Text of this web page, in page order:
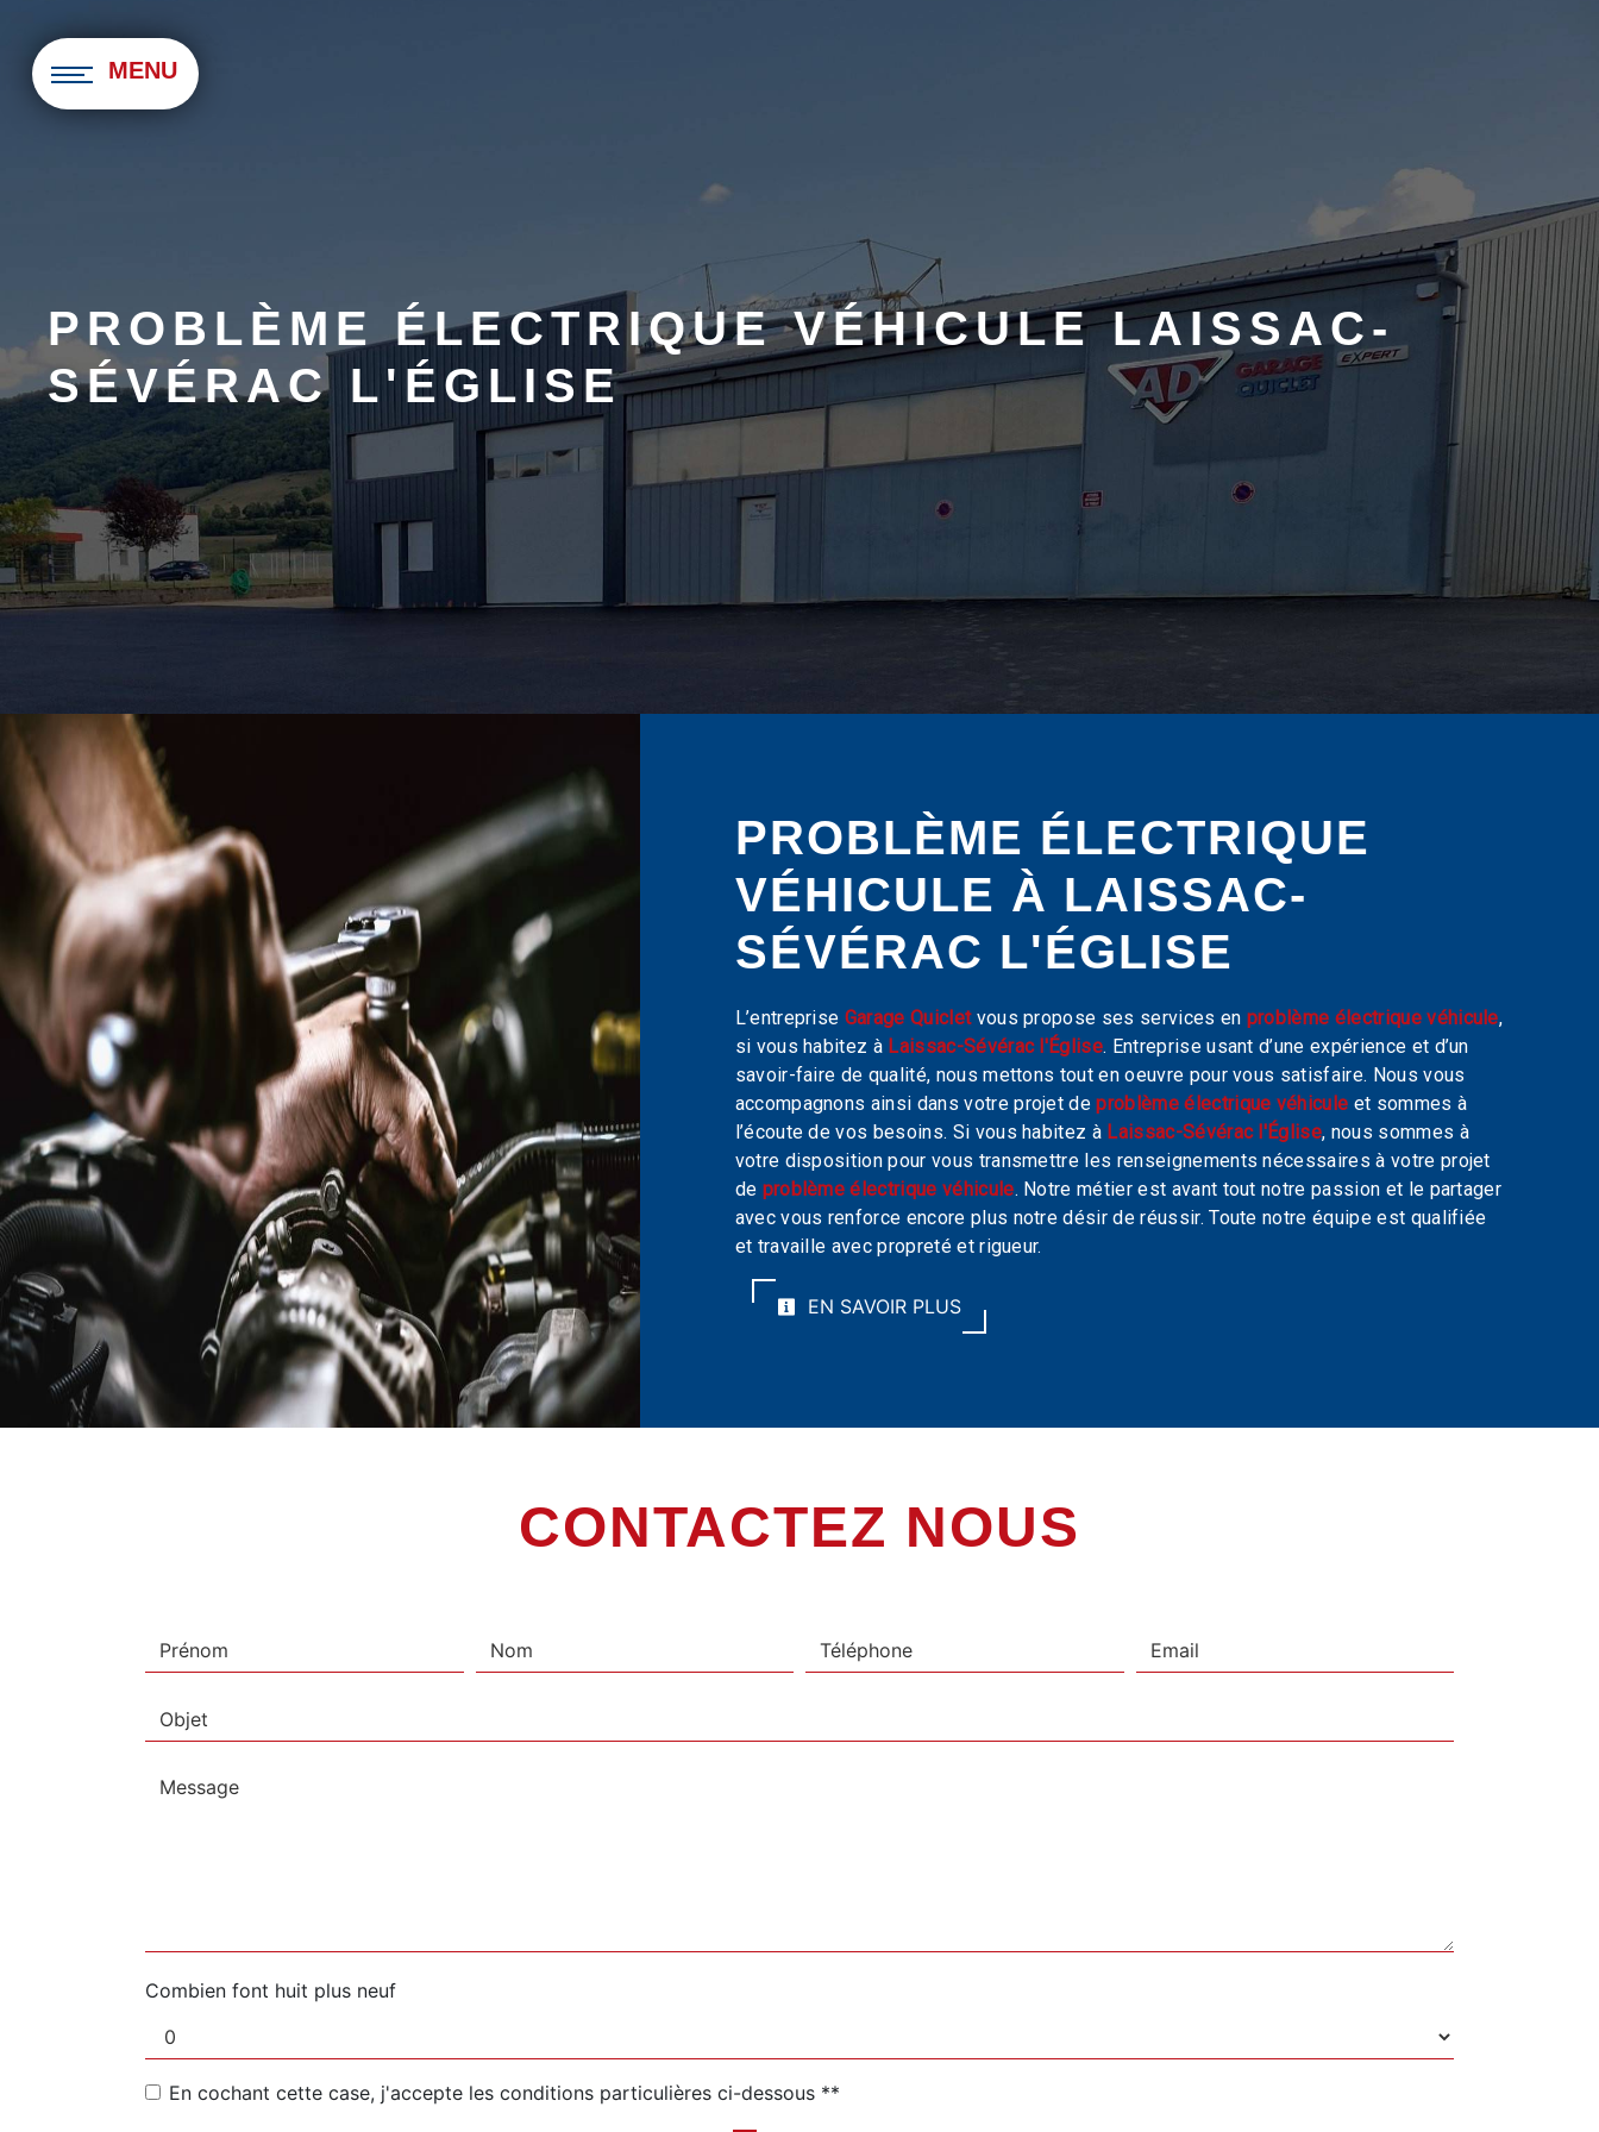
MENU
PROBLÈME ÉLECTRIQUE VÉHICULE LAISSAC-
SÉVÉRAC L'ÉGLISE
PROBLÈME ÉLECTRIQUE
VÉHICULE À LAISSAC-
SÉVÉRAC L'ÉGLISE
L’entreprise Garage Quicletvous propose ses services en problème électrique véhicule,
si vous habitez à Laissac-Sévérac l'Église. Entreprise usant d’une expérience et d’un
savoir-faire de qualité, nous mettons tout en oeuvre pour vous satisfaire. Nous vous
accompagnons ainsi dans votre projet deproblème électrique véhicule et sommes à
l’écoute de vos besoins. Si vous habitez à Laissac-Sévérac l'Église, nous sommes à
votre disposition pour vous transmettre les renseignements nécessaires à votre projet
de problème électrique véhicule. Notre métier est avant tout notre passion et le partager
avec vous renforce encore plus notre désir de réussir. Toute notre équipe est qualifiée
et travaille avec propreté et rigueur.
EN SAVOIR PLUS
CONTACTEZ NOUS
Combien font huit plus neuf
En cochant cette case, j'accepte les conditions particulières ci-dessous **